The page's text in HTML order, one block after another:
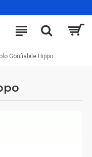
Gonfiabile Hippo